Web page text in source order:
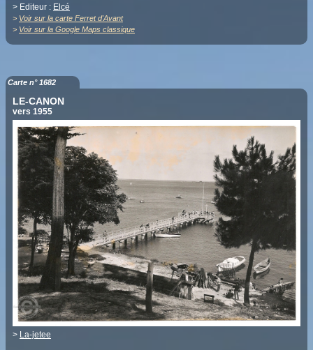
> Editeur : Elcé
> Voir sur la carte Ferret d'Avant
> Voir sur la Google Maps classique
Carte n° 1682
LE-CANON
vers 1955
> La-jetee